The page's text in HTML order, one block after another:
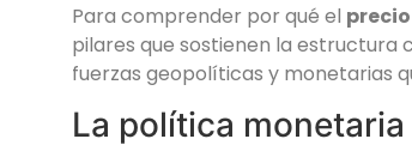
Para comprender por qué el
pilares que sostienen la estructura
fuerzas geopolíticas y monetarias
La política